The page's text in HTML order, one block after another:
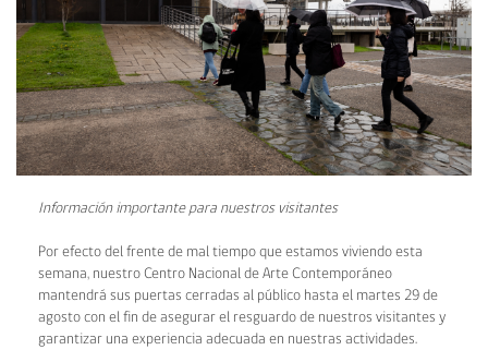
Información importante para nuestros visitantes
Por efecto del frente de mal tiempo que estamos viviendo esta
semana, nuestro Centro Nacional de Arte Contemporáneo
mantendrá sus puertas cerradas al público hasta el martes 29 de
agosto con el fin de asegurar el resguardo de nuestros visitantes y
garantizar una experiencia adecuada en nuestras actividades.